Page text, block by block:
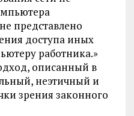
представлено
доступа иных
работника.»
описанный в
неэтичный и
зрения законного